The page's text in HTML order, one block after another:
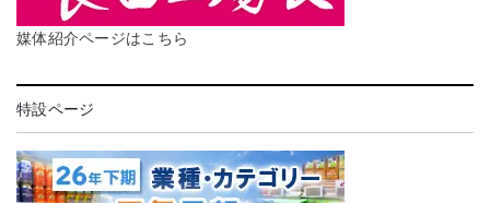
媒体紹介ページはこちら
特設ページ